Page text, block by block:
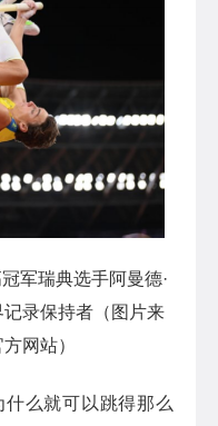
瑞典选手阿曼德·
录保持者（图片来
网站）
么就可以跳得那么